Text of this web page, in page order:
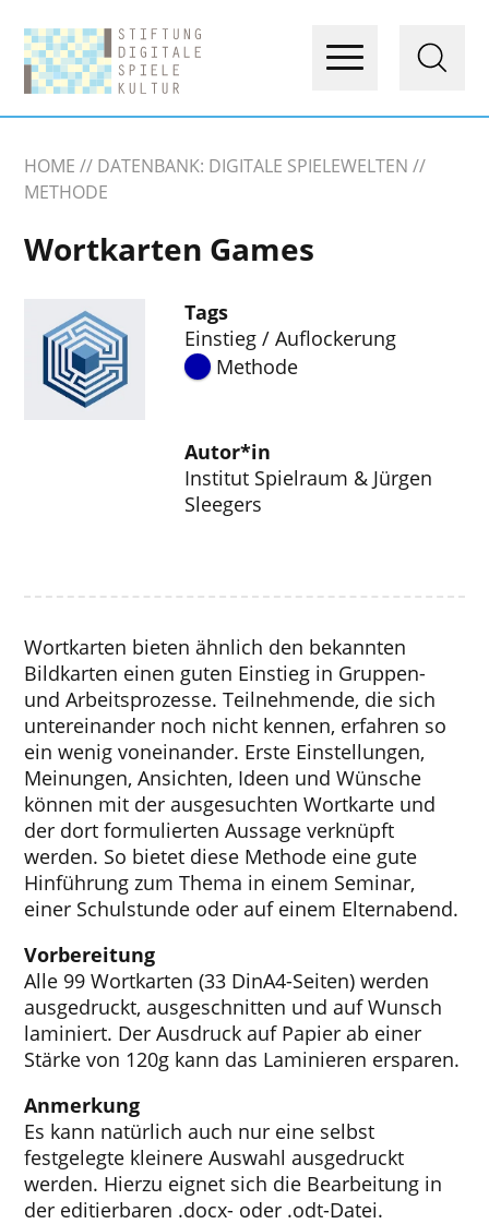
HOME
DATENBANK: DIGITALE SPIELEWELTEN
METHODE
Wortkarten Games
Tags
Einstieg / Auflockerung
Methode
Autor*in
Institut Spielraum & Jürgen
Sleegers
Wortkarten bieten ähnlich den bekannten
Bildkarten einen guten Einstieg in Gruppen-
und Arbeitsprozesse. Teilnehmende, die sich
untereinander noch nicht kennen, erfahren so
ein wenig voneinander. Erste Einstellungen,
Meinungen, Ansichten, Ideen und Wünsche
können mit der ausgesuchten Wortkarte und
der dort formulierten Aussage verknüpft
werden. So bietet diese Methode eine gute
Hinführung zum Thema in einem Seminar,
einer Schulstunde oder auf einem Elternabend.
Vorbereitung
Alle 99 Wortkarten (33 DinA4-Seiten) werden
ausgedruckt, ausgeschnitten und auf Wunsch
laminiert. Der Ausdruck auf Papier ab einer
Stärke von 120g kann das Laminieren ersparen.
Anmerkung
Es kann natürlich auch nur eine selbst
festgelegte kleinere Auswahl ausgedruckt
werden. Hierzu eignet sich die Bearbeitung in
der editierbaren .docx- oder .odt-Datei.